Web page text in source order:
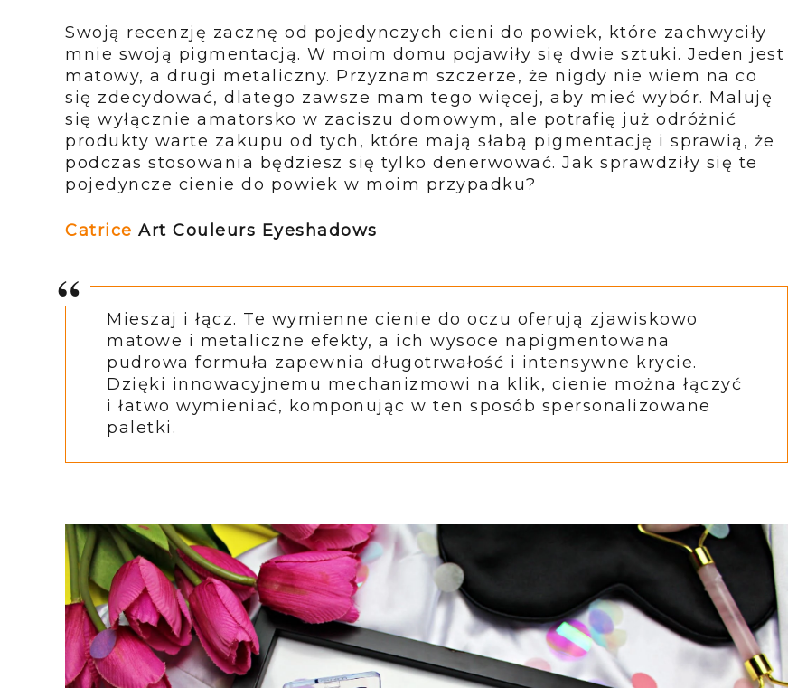
Swoją recenzję zacznę od pojedynczych cieni do powiek, które zachwyciły
mnie swoją pigmentacją. W moim domu pojawiły się dwie sztuki. Jeden jest
matowy, a drugi metaliczny. Przyznam szczerze, że nigdy nie wiem na co
się zdecydować, dlatego zawsze mam tego więcej, aby mieć wybór. Maluję
się wyłącznie amatorsko w zaciszu domowym, ale potrafię już odróżnić
produkty warte zakupu od tych, które mają słabą pigmentację i sprawią, że
podczas stosowania będziesz się tylko denerwować. Jak sprawdziły się te
pojedyncze cienie do powiek w moim przypadku?
Catrice Art Couleurs Eyeshadows
Mieszaj i łącz. Te wymienne cienie do oczu oferują zjawiskowo
matowe i metaliczne efekty, a ich wysoce napigmentowana
pudrowa formuła zapewnia długotrwałość i intensywne krycie.
Dzięki innowacyjnemu mechanizmowi na klik, cienie można łączyć
i łatwo wymieniać, komponując w ten sposób spersonalizowane
paletki.